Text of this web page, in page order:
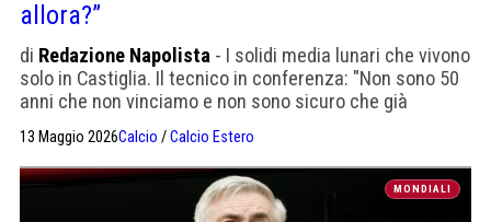
allora?”
di Redazione Napolista - I solidi media lunari che vivono
solo in Castiglia. Il tecnico in conferenza: "Non sono 50
anni che non vinciamo e non sono sicuro che già
13 Maggio 2026Calcio /Calcio Estero
MONDIALI